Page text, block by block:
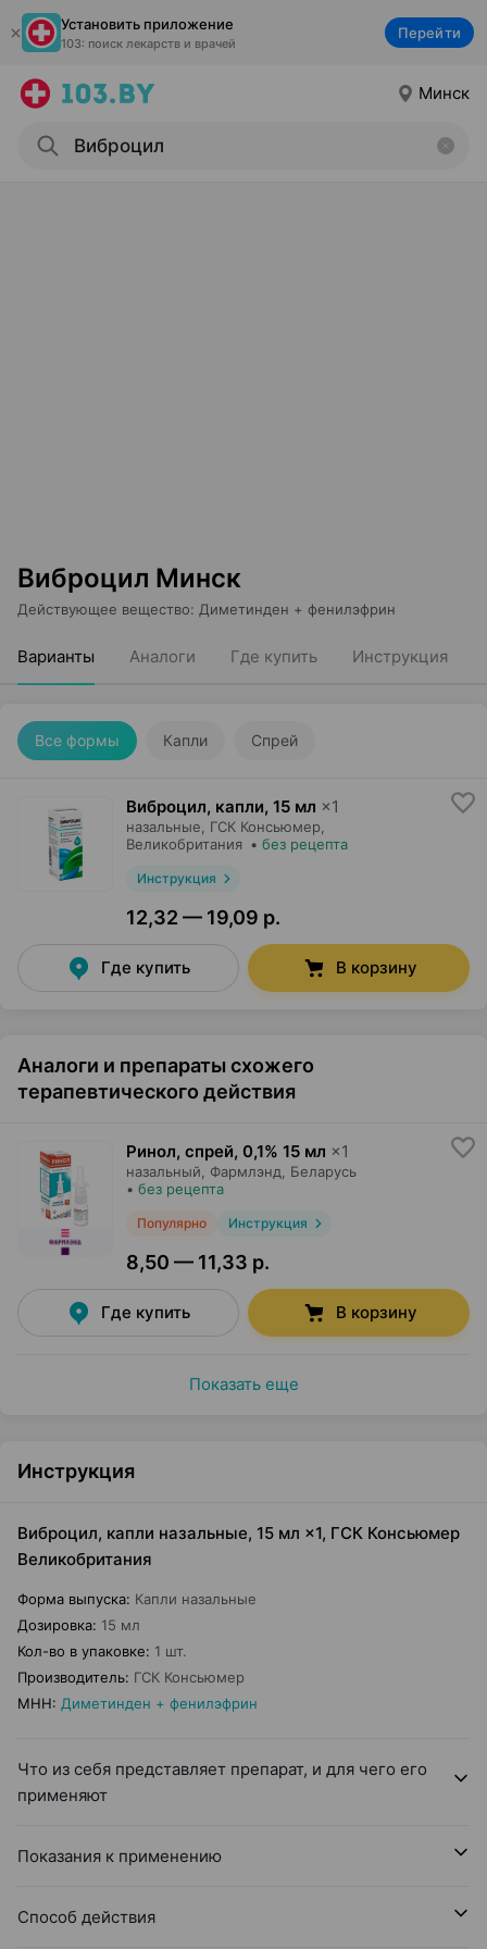
Установить приложение
103: поиск лекарств и врачей
Перейти
Минск
Виброцил Минск
Действующее вещество: Диметинден + фенилэфрин
Варианты Аналоги Где купить Инструкция
Все формы Капли Спрей
Виброцил, капли, 15 мл ×1
назальные, ГСК Консьюмер
Великобритания • без рецепта
Инструкция
12,32 — 19,09 р.
Где купить В корзину
Аналоги и препараты схожего
терапевтического действия
Ринол, спрей, 0,1% 15 мл ×1
назальный, Фармлэнд , Беларусь
• без рецепта
Популярно Инструкция
8,50 — 11,33 р.
Где купить В корзину
Показать еще
Инструкция
Виброцил, капли назальные, 15 мл ×1, ГСК Консьюмер
Великобритания
Форма выпуска: Капли назальные
Дозировка: 15 мл
Кол-во в упаковке: 1 шт.
Производитель: ГСК Консьюмер
МНН: Диметинден + фенилэфрин
Что из себя представляет препарат, и для чего его
применяют
Показания к применению
Способ действия